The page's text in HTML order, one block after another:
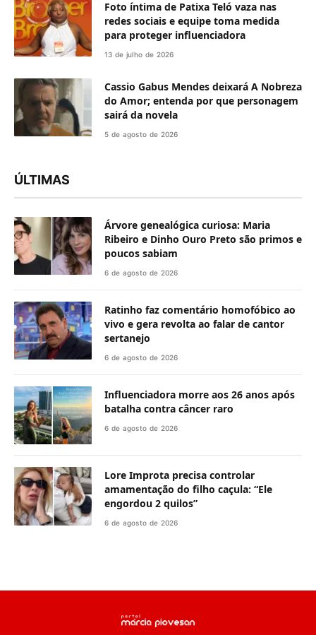
Foto íntima de Patixa Teló vaza nas
redes sociais e equipe toma medida
para proteger influenciadora
13 de julho de 2026
Cassio Gabus Mendes deixará A Nobreza
do Amor; entenda por que personagem
sairá da novela
5 de agosto de 2026
ÚLTIMAS
Árvore genealógica curiosa: Maria
Ribeiro e Dinho Ouro Preto são primos e
poucos sabiam
6 de agosto de 2026
Ratinho faz comentário homofóbico ao
vivo e gera revolta ao falar de cantor
sertanejo
6 de agosto de 2026
Influenciadora morre aos 26 anos após
batalha contra câncer raro
6 de agosto de 2026
Lore Improta precisa controlar
amamentação do filho caçula: “Ele
engordou 2 quilos”
6 de agosto de 2026